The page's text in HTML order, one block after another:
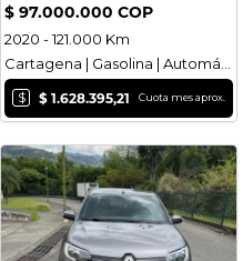
$ 97.000.000 COP
2020 - 121.000 Km
$ $ 1.628.395,21 Cuota mes aprox.